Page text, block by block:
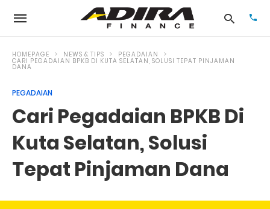
HOMEPAGE NEWS & TIPS PEGADAIAN
CARI PEGADAIAN BPKB DI KUTA SELATAN, SOLUSI TEPAT PINJAMAN
DANA
PEGADAIAN
Cari Pegadaian BPKB Di
Kuta Selatan, Solusi
Tepat Pinjaman Dana